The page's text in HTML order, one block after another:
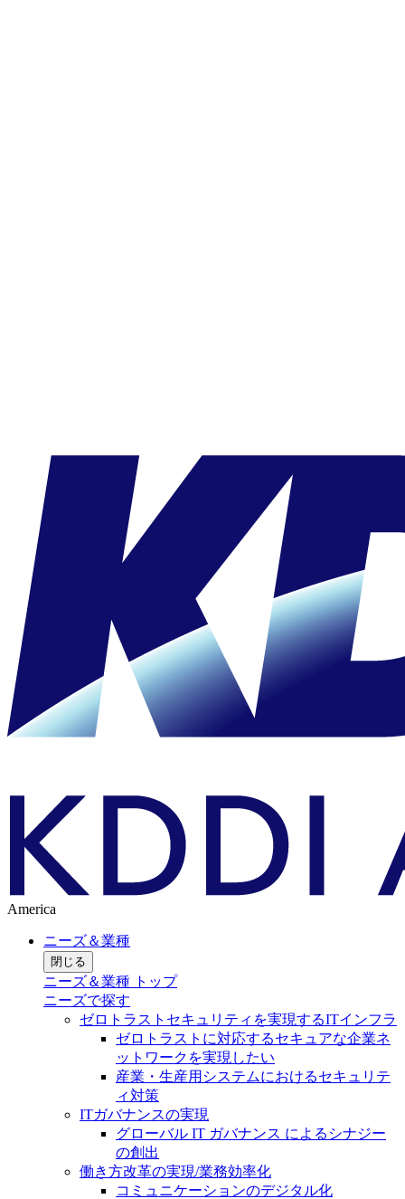
America
ニーズ＆業種
閉じる
ニーズ＆業種 トップ
ニーズで探す
ゼロトラストセキュリティを実現するITインフラ
ゼロトラストに対応するセキュアな企業ネ
ットワークを実現したい
産業・生産用システムにおけるセキュリテ
ィ対策
ITガバナンスの実現
グローバル IT ガバナンス によるシナジー
の創出
働き方改革の実現/業務効率化
コミュニケーションのデジタル化